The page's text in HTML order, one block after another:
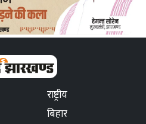
राष्ट्रीय
बिहार